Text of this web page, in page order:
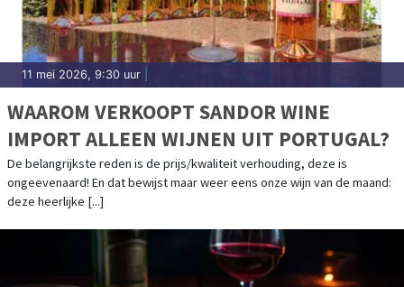
11 mei 2026, 9:30 uur
WAAROM VERKOOPT SANDOR WINE
IMPORT ALLEEN WIJNEN UIT PORTUGAL?
De belangrijkste reden is de prijs/kwaliteit verhouding, deze is
ongeevenaard! En dat bewijst maar weer eens onze wijn van de maand:
deze heerlijke [...]